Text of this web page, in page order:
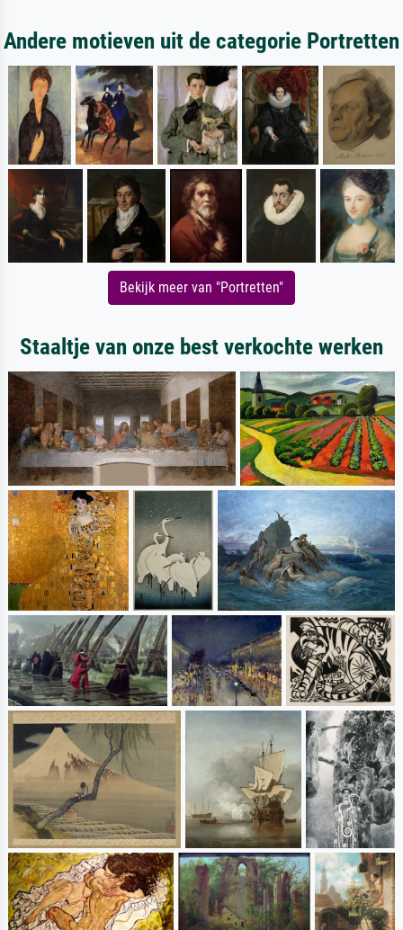
Andere motieven uit de categorie Portretten
Bekijk meer van "Portretten"
Staaltje van onze best verkochte werken